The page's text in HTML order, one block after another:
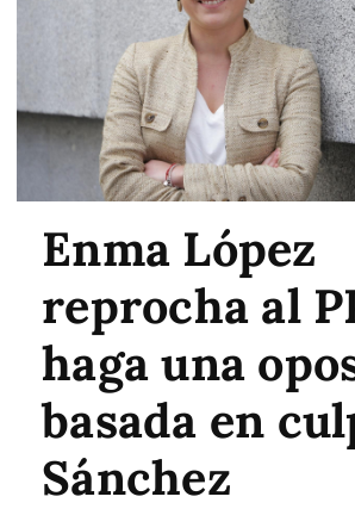
Enma López
reprocha al
haga una
basada en
Sánchez